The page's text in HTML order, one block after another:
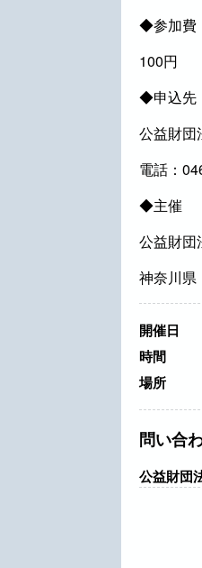
◆参加費
100円
◆申込先
公益財団
電話：
◆主催
公益財団
神奈川県
開催日
時間
場所
問い合
公益財団